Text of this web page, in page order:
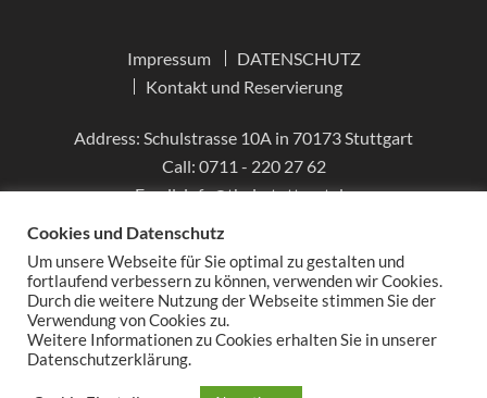
Impressum
DATENSCHUTZ
Kontakt und Reservierung
Address: Schulstrasse 10A in 70173 Stuttgart
Call: 0711 - 220 27 62
Email:info@thai-stuttgart.de
DATENSCHUTZ
Cookies und Datenschutz
Um unsere Webseite für Sie optimal zu gestalten und
fortlaufend verbessern zu können, verwenden wir Cookies.
Durch die weitere Nutzung der Webseite stimmen Sie der
Verwendung von Cookies zu.
Weitere Informationen zu Cookies erhalten Sie in unserer
Datenschutzerklärung.